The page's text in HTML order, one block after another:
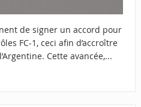
de signer un accord pour
FC-1, ceci afin d’accroître
Cette avancée,...